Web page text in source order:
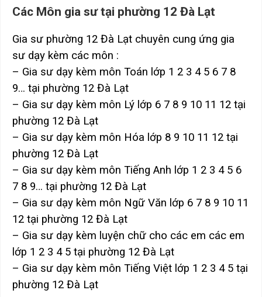
Các Môn gia sư tại phường 12 Đà Lạt
Gia sư phường 12 Đà Lạt chuyên cung ứng gia
sư dạy kèm các môn :
– Gia sư dạy kèm môn Toán lớp 1 2 3 4 5 6 7 8
9… tại phường 12 Đà Lạt
– Gia sư dạy kèm môn Lý lớp 6 7 8 9 10 11 12 tại
phường 12 Đà Lạt
– Gia sư dạy kèm môn Hóa lớp 8 9 10 11 12 tại
phường 12 Đà Lạt
– Gia sư dạy kèm môn Tiếng Anh lớp 1 2 3 4 5 6
7 8 9… tại phường 12 Đà Lạt
– Gia sư dạy kèm môn Ngữ Văn lớp 6 7 8 9 10 11
12 tại phường 12 Đà Lạt
– Gia sư dạy kèm luyện chữ cho các em các em
lớp 1 2 3 4 5 tại phường 12 Đà Lạt
– Gia sư dạy kèm môn Tiếng Việt lớp 1 2 3 4 5 tại
phường 12 Đà Lạt